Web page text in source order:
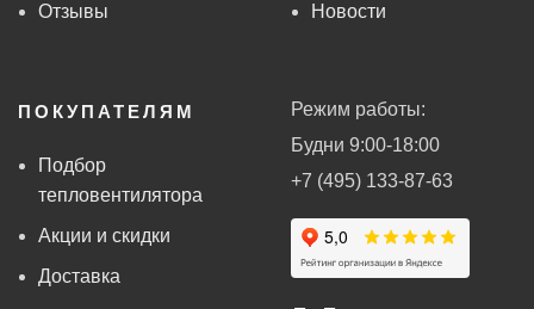
Отзывы
Новости
ПОКУПАТЕЛЯМ
Подбор
тепловентилятора
Акции и скидки
Доставка
Режим работы:
Будни 9:00-18:00
+7 (495) 133-87-63